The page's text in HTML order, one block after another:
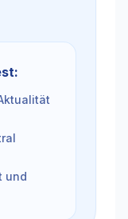
und